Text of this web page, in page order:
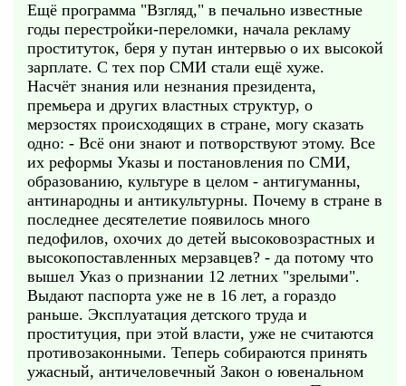
Ещё программа "Взгляд," в печально известные
годы перестройки-переломки, начала рекламу
проституток, беря у путан интервью о их высокой
зарплате. С тех пор СМИ стали ещё хуже.
Насчёт знания или незнания президента,
премьера и других властных структур, о
мерзостях происходящих в стране, могу сказать
одно: - Всё они знают и потворствуют этому. Все
их реформы Указы и постановления по СМИ,
образованию, культуре в целом - антигуманны,
антинародны и антикультурны. Почему в стране в
последнее десятелетие появилось много
педофилов, охочих до детей высоковозрастных и
высокопоставленных мерзавцев? - да потому что
вышел Указ о признании 12 летних "зрелыми".
Выдают паспорта уже не в 16 лет, а гораздо
раньше. Эксплуатация детского труда и
проституция, при этой власти, уже не считаются
противозаконными. Теперь собираются принять
ужасный, античеловечный Закон о ювенальном